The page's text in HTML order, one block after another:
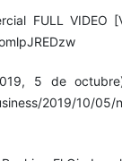
FULL VIDEO
5 de
2019/10/05/